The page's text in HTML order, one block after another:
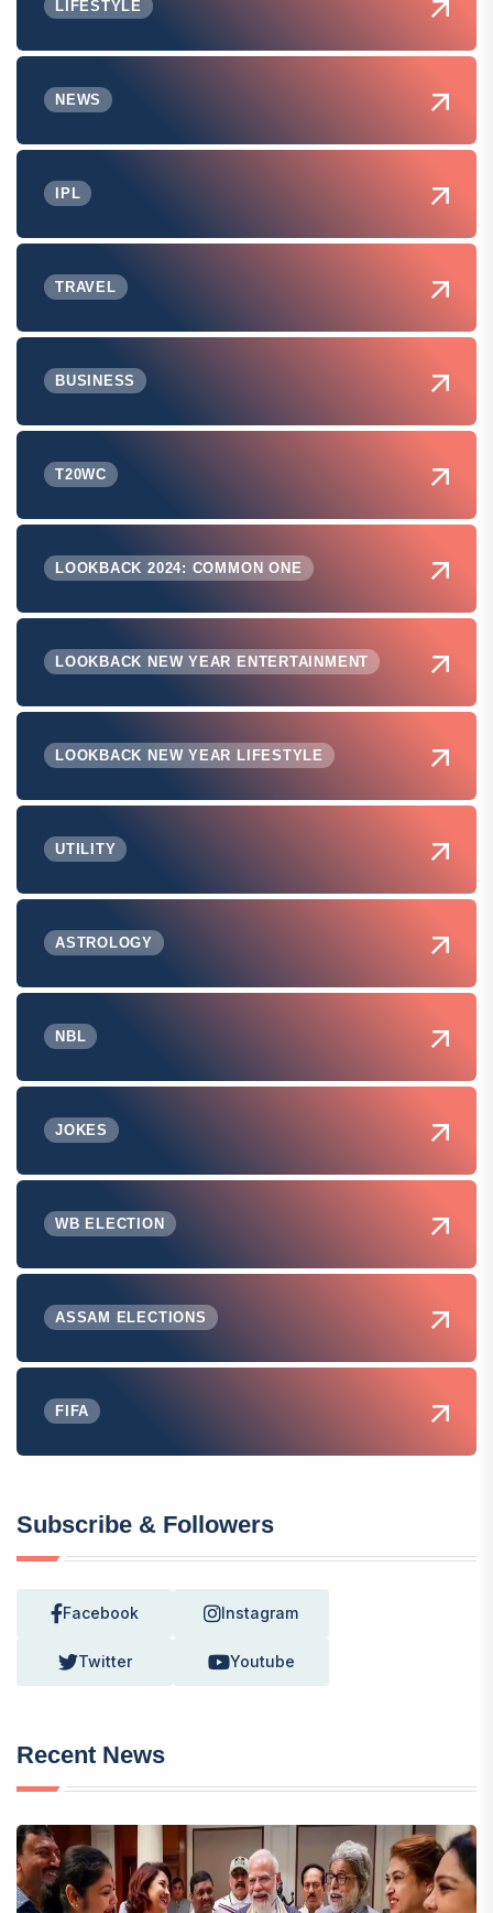
LIFESTYLE
NEWS
IPL
TRAVEL
BUSINESS
T20WC
LOOKBACK 2024: COMMON ONE
LOOKBACK NEW YEAR ENTERTAINMENT
LOOKBACK NEW YEAR LIFESTYLE
UTILITY
ASTROLOGY
NBL
JOKES
WB ELECTION
ASSAM ELECTIONS
FIFA
Subscribe & Followers
Facebook Instagram
Twitter Youtube
Recent News